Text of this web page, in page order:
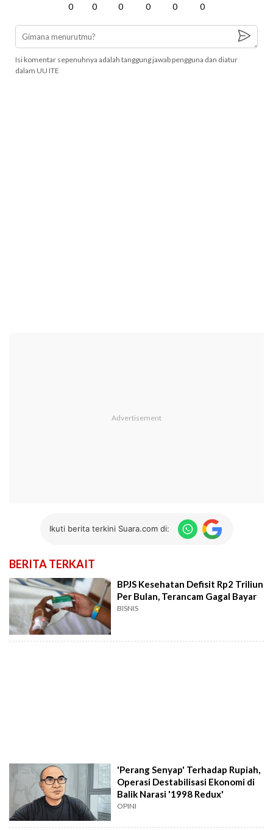
0 0 0 0 0 0
Isi komentar sepenuhnya adalah tanggung jawab pengguna dan diatur
dalam UU ITE
Ikuti berita terkini Suara.com di:
BERITA TERKAIT
BPJS Kesehatan Defisit Rp2 Triliun
Per Bulan, Terancam Gagal Bayar
BISNIS
'Perang Senyap' Terhadap Rupiah,
Operasi Destabilisasi Ekonomi di
Balik Narasi '1998 Redux'
OPINI